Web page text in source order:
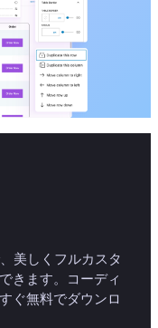
美しくフルカスタ
きます。コーディ
ぐ無料でダウンロ